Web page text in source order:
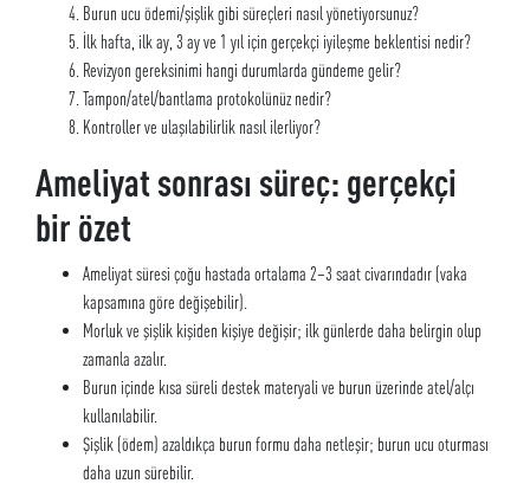
Burun ucu ödemi/şişlik gibi süreçleri nasıl yönetiyorsunuz?
İlk hafta, ilk ay, 3 ay ve 1 yıl için gerçekçi iyileşme beklentisi nedir?
Revizyon gereksinimi hangi durumlarda gündeme gelir?
Tampon/atel/bantlama protokolünüz nedir?
Kontroller ve ulaşılabilirlik nasıl ilerliyor?
Ameliyat sonrası süreç: gerçekçi
bir özet
Ameliyat süresi çoğu hastada ortalama 2–3 saat civarındadır (vaka
kapsamına göre değişebilir).
Morluk ve şişlik kişiden kişiye değişir; ilk günlerde daha belirgin olup
zamanla azalır.
Burun içinde kısa süreli destek materyali ve burun üzerinde atel/alçı
kullanılabilir.
Şişlik (ödem) azaldıkça burun formu daha netleşir; burun ucu oturması
daha uzun sürebilir.